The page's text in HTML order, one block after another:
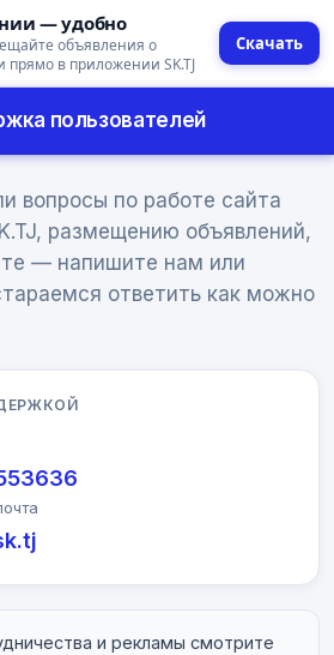
— удобно
объявления о
в приложении SK.TJ
Скачать
пользователей
пользователей
вопросы по работе сайта
размещению объявлений,
— напишите нам или
ответить как можно
и рекламы смотрите